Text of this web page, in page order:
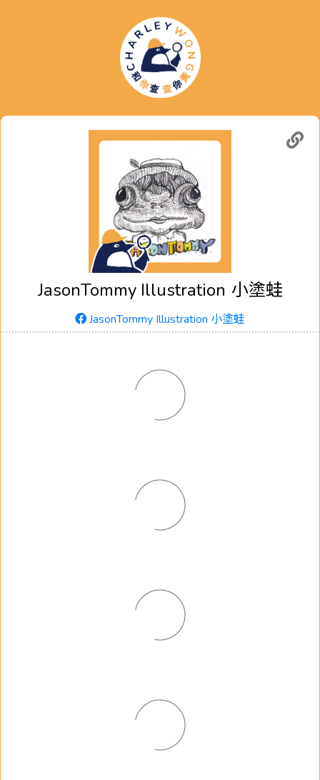
JasonTommy Illustration 小塗蛙
JasonTommy Illustration 小塗蛙